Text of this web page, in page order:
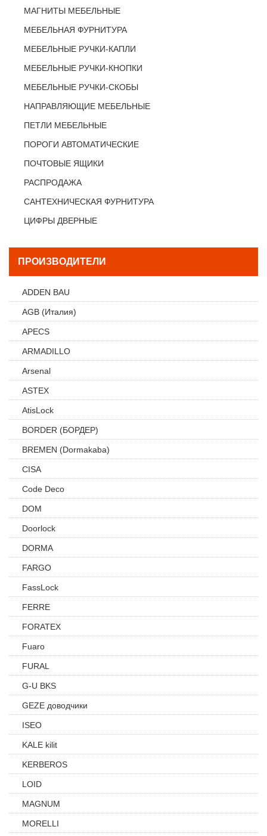
МАГНИТЫ МЕБЕЛЬНЫЕ
МЕБЕЛЬНАЯ ФУРНИТУРА
МЕБЕЛЬНЫЕ РУЧКИ-КАПЛИ
МЕБЕЛЬНЫЕ РУЧКИ-КНОПКИ
МЕБЕЛЬНЫЕ РУЧКИ-СКОБЫ
НАПРАВЛЯЮЩИЕ МЕБЕЛЬНЫЕ
ПЕТЛИ МЕБЕЛЬНЫЕ
ПОРОГИ АВТОМАТИЧЕСКИЕ
ПОЧТОВЫЕ ЯЩИКИ
РАСПРОДАЖА
САНТЕХНИЧЕСКАЯ ФУРНИТУРА
ЦИФРЫ ДВЕРНЫЕ
ПРОИЗВОДИТЕЛИ
ADDEN BAU
AGB (Италия)
APECS
ARMADILLO
Arsenal
ASTEX
AtisLock
BORDER (БОРДЕР)
BREMEN (Dormakaba)
CISA
Code Deco
DOM
Doorlock
DORMA
FARGO
FassLock
FERRE
FORATEX
Fuaro
FURAL
G-U BKS
GEZE доводчики
ISEO
KALE kilit
KERBEROS
LOID
MAGNUM
MORELLI